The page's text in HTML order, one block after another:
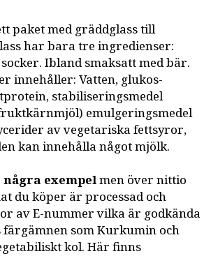
paket med gräddglass till
har bara tre ingredienser:
Ibland smaksatt med bär.
innehåller: Vatten, glukos-
stabiliseringsmedel
emulgeringsmedel
av vegetariska fettsyror,
kan innehålla något mjölk.
exempelmen över nittio
du köper är processad och
av E-nummer vilka är godkända
färgämnen som Kurkumin och
kol. Här finns